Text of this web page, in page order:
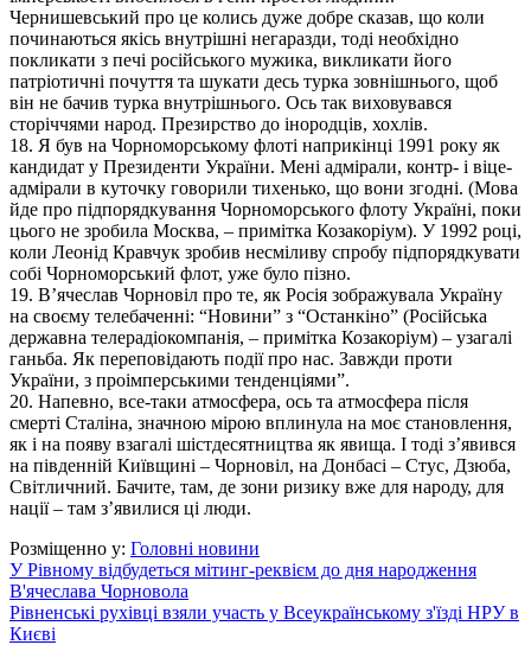
Чернишевський про це колись дуже добре сказав, що коли
починаються якісь внутрішні негаразди, тоді необхідно
покликати з печі російського мужика, викликати його
патріотичні почуття та шукати десь турка зовнішнього, щоб
він не бачив турка внутрішнього. Ось так виховувався
сторіччями народ. Презирство до інородців, хохлів.
18. Я був на Чорноморському флоті наприкінці 1991 року як
кандидат у Президенти України. Мені адмірали, контр- і віце-
адмірали в куточку говорили тихенько, що вони згодні. (Мова
йде про підпорядкування Чорноморського флоту Україні, поки
цього не зробила Москва, – примітка Козакоріум). У 1992 році,
коли Леонід Кравчук зробив несміливу спробу підпорядкувати
собі Чорноморський флот, уже було пізно.
19. В’ячеслав Чорновіл про те, як Росія зображувала Україну
на своєму телебаченні: “Новини” з “Останкіно” (Російська
державна телерадіокомпанія, – примітка Козакоріум) – узагалі
ганьба. Як переповідають події про нас. Завжди проти
України, з проімперськими тенденціями”.
20. Напевно, все-таки атмосфера, ось та атмосфера після
смерті Сталіна, значною мірою вплинула на моє становлення,
як і на появу взагалі шістдесятництва як явища. І тоді з’явився
на південній Київщині – Чорновіл, на Донбасі – Стус, Дзюба,
Світличний. Бачите, там, де зони ризику вже для народу, для
нації – там з’явилися ці люди.
Розміщенно у: Головні новини
У Рівному відбудеться мітинг-реквієм до дня народження
В'ячеслава Чорновола
Рівненські рухівці взяли участь у Всеукраїнському з'їзді НРУ в
Києві